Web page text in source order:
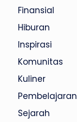
Finansial
Hiburan
Inspirasi
Komunitas
Kuliner
Pembelajaran
Sejarah